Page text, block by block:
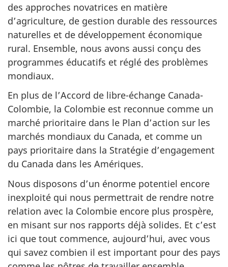
des approches novatrices en matière
d’agriculture, de gestion durable des ressources
naturelles et de développement économique
rural. Ensemble, nous avons aussi conçu des
programmes éducatifs et réglé des problèmes
mondiaux.
En plus de l’Accord de libre-échange Canada-
Colombie, la Colombie est reconnue comme un
marché prioritaire dans le Plan d’action sur les
marchés mondiaux du Canada, et comme un
pays prioritaire dans la Stratégie d’engagement
du Canada dans les Amériques.
Nous disposons d’un énorme potentiel encore
inexploité qui nous permettrait de rendre notre
relation avec la Colombie encore plus prospère,
en misant sur nos rapports déjà solides. Et c’est
ici que tout commence, aujourd’hui, avec vous
qui savez combien il est important pour des pays